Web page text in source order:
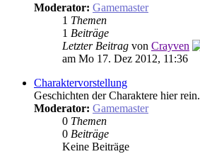
Moderator: Gamemaster
1 Themen
1 Beiträge
Letzter Beitrag von Crayven
am Mo 17. Dez 2012, 11:36
Charaktervorstellung
Geschichten der Charaktere hier rein.
Moderator: Gamemaster
0 Themen
0 Beiträge
Keine Beiträge